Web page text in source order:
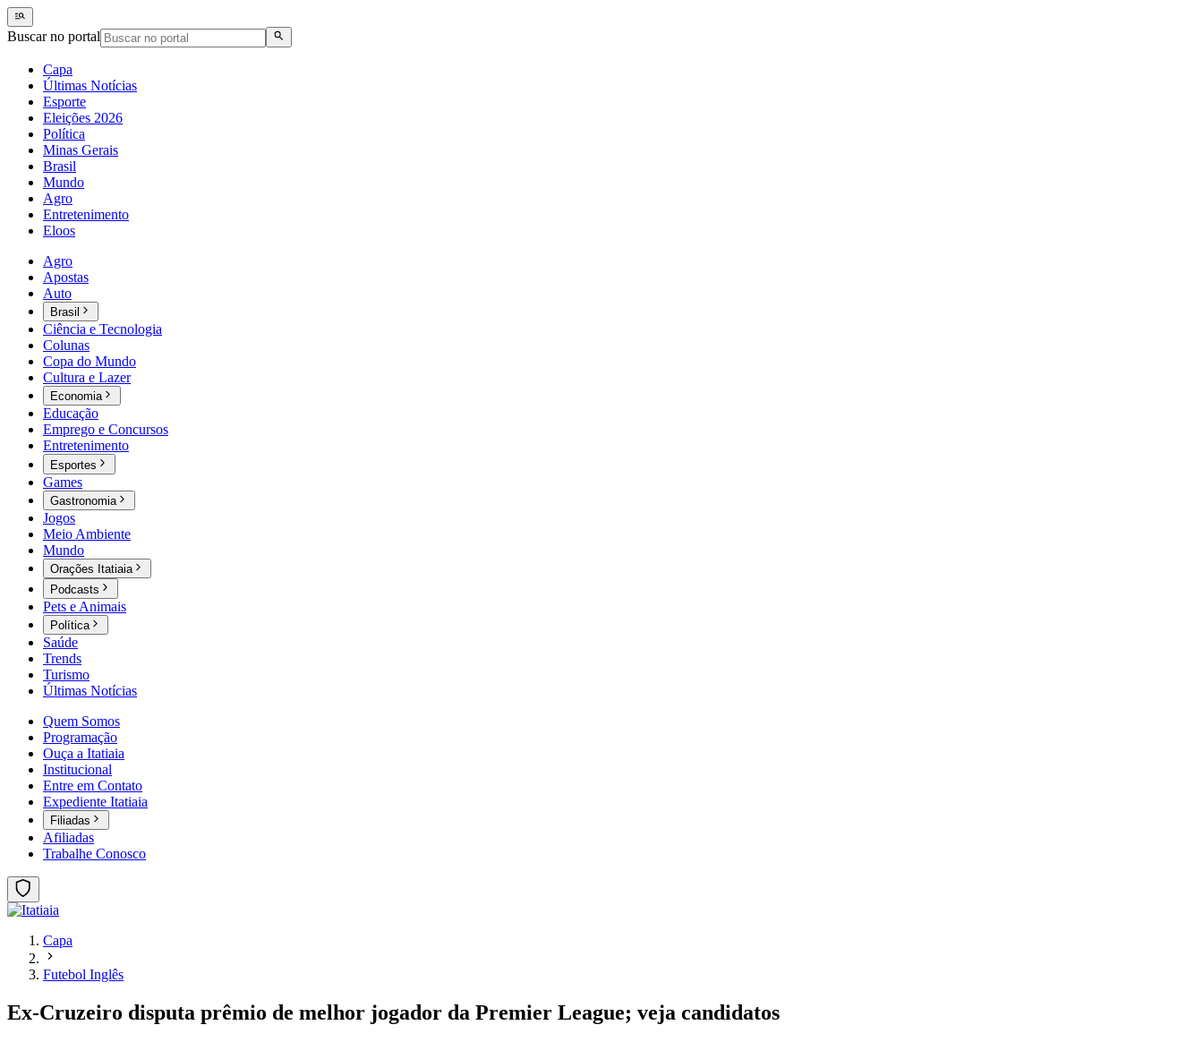
Buscar no portal
Capa
Últimas Notícias
Esporte
Eleições 2026
Política
Minas Gerais
Brasil
Mundo
Agro
Entretenimento
Eloos
Agro
Apostas
Auto
Brasil
Ciência e Tecnologia
Colunas
Copa do Mundo
Cultura e Lazer
Economia
Educação
Emprego e Concursos
Entretenimento
Esportes
Games
Gastronomia
Jogos
Meio Ambiente
Mundo
Orações Itatiaia
Podcasts
Pets e Animais
Política
Saúde
Trends
Turismo
Últimas Notícias
Quem Somos
Programação
Ouça a Itatiaia
Institucional
Entre em Contato
Expediente Itatiaia
Filiadas
Afiliadas
Trabalhe Conosco
Capa
Futebol Inglês
Ex-Cruzeiro disputa prêmio de melhor jogador da Premier League; veja candidatos